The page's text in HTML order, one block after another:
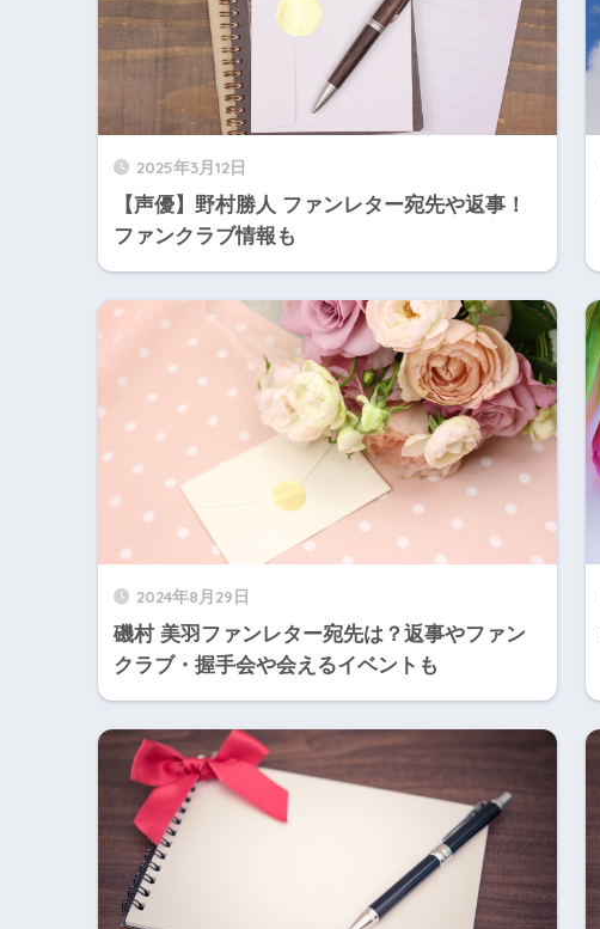
2025年3月12日
【声優】野村勝人 ファンレター宛先や返事！
ファンクラブ情報も
2024年8月29日
磯村 美羽ファンレター宛先は？返事やファン
クラブ・握手会や会えるイベントも